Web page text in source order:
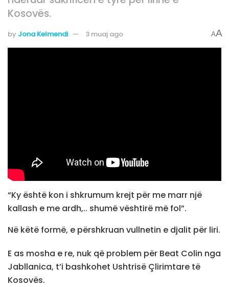
Kosovës.
by Jona Kelmendi 3 muaj ago AA
“Ky është kon i shkrumum krejt për me marr një
kallash e me ardh,.. shumë vështirë më fol”.
Në këtë formë, e përshkruan vullnetin e djalit për liri.
E as mosha e re, nuk që problem për Beat Colin nga
Jabllanica, t’i bashkohet Ushtrisë Çlirimtare të
Kosovës.